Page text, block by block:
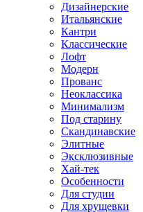
Дизайнерские
Итальянские
Кантри
Классические
Лофт
Модерн
Прованс
Неоклассика
Минимализм
Под старину
Скандинавские
Элитные
Эксклюзивные
Хай-тек
Особенности
Для студии
Для хрущевки